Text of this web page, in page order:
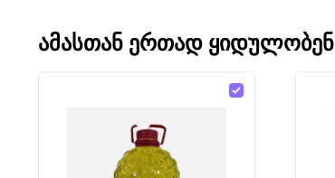
ᲐᲛᲐᲡᲗᲐᲜ ᲔᲠᲗᲐᲓ ᲧᲘᲓᲣᲚᲝᲑᲔᲜ